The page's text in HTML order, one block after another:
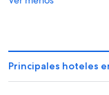
Principales hoteles